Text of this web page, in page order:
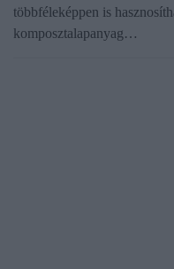
többféleképpen is
komposztalapanyag…